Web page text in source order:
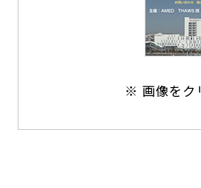
※ 画像をク